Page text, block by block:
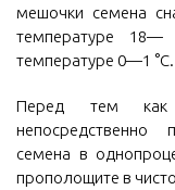
мешочки семена
температуре
температуре 0—1 °С.
Перед тем как
непосредственно
семена в
прополощите в